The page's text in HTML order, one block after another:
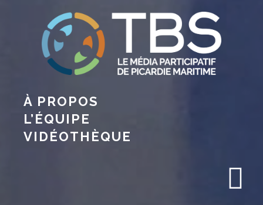
À PROPOS
L’ÉQUIPE
VIDÉOTHÈQUE